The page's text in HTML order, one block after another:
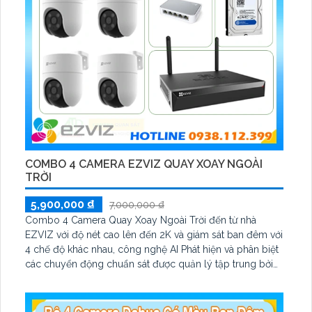
COMBO 4 CAMERA EZVIZ QUAY XOAY NGOÀI
TRỜI
5,900,000 ₫
7,000,000 ₫
Combo 4 Camera Quay Xoay Ngoài Trời đến từ nhà
EZVIZ với độ nét cao lên đến 2K và giám sát ban đêm với
4 chế độ khác nhau, công nghệ AI Phát hiện và phân biệt
các chuyển động chuẩn sát được quản lý tập trung bởi